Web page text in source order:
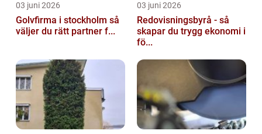
03 juni 2026
Golvfirma i stockholm så
väljer du rätt partner f...
03 juni 2026
Redovisningsbyrå - så
skapar du trygg ekonomi i
fö...